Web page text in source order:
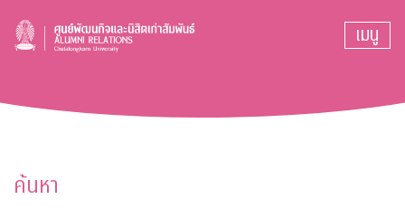
เมนู
ค้นหา